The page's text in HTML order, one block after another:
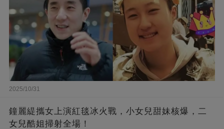
2025/10/31
鐘麗緹攜女上演紅毯冰火戰，小女兒甜妹核爆，二
女兒酷姐掃射全場！